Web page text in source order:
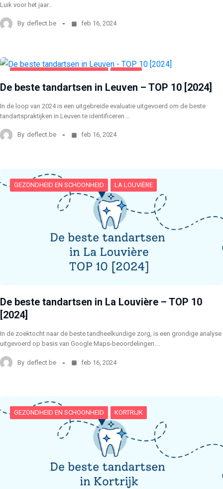
Luik voor het jaar…
By deflect.be feb 16, 2024
De beste tandartsen in Leuven – TOP 10 [2024]
In de loop van 2024 is een uitgebreide evaluatie uitgevoerd om de beste
tandartspraktijken in Leuven te identificeren.…
By deflect.be feb 16, 2024
GEZONDHEID EN SCHOONHEID LA LOUVIÈRE
De beste tandartsen in La Louvière – TOP 10
[2024]
In de zoektocht naar de beste tandheelkundige zorg, is een grondige analyse
uitgevoerd op basis van Google Maps-beoordelingen.…
By deflect.be feb 16, 2024
GEZONDHEID EN SCHOONHEID KORTRIJK